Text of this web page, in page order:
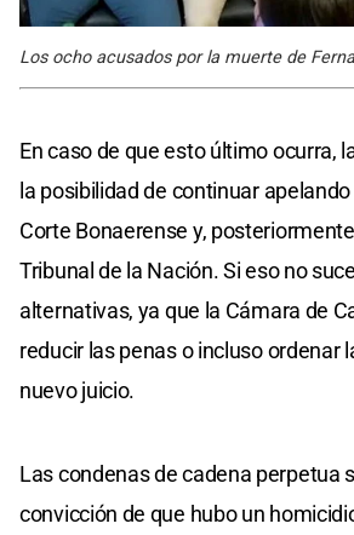
Los ocho acusados por la muerte de
En caso de que esto último ocurra,
la posibilidad de continuar
Corte Bonaerense y,
Tribunal de la Nación. Si eso no
alternativas, ya que la Cámara de
reducir las penas o incluso ordenar
nuevo juicio.
Las condenas de cadena perpetua
convicción de que hubo un